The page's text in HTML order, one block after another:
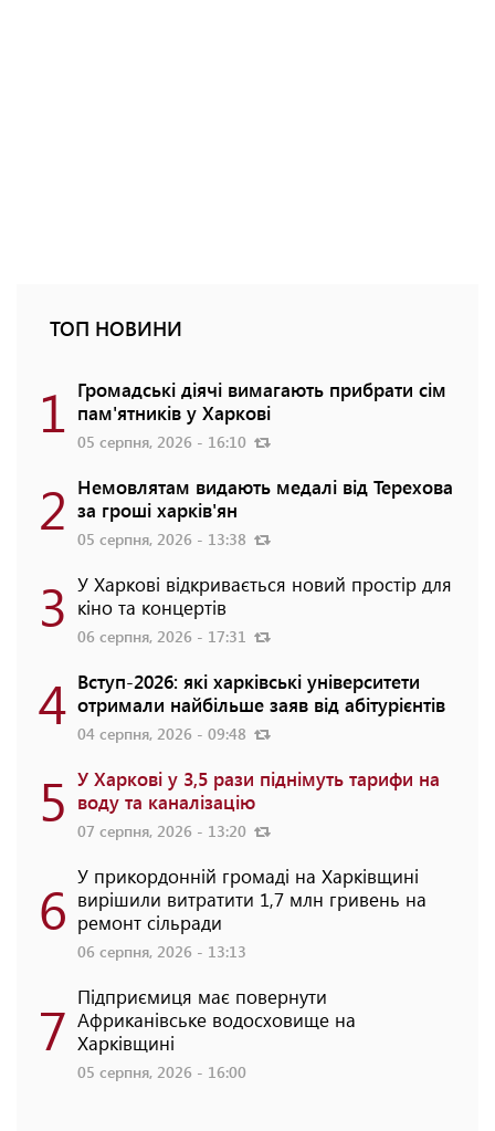
ТОП НОВИНИ
1 Громадські діячі вимагають прибрати сім
пам'ятників у Харкові
05 серпня, 2026 - 16:10
2 Немовлятам видають медалі від Терехова
за гроші харків'ян
05 серпня, 2026 - 13:38
3 У Харкові відкривається новий простір для
кіно та концертів
06 серпня, 2026 - 17:31
4 Вступ-2026: які харківські університети
отримали найбільше заяв від абітурієнтів
04 серпня, 2026 - 09:48
5 У Харкові у 3,5 рази піднімуть тарифи на
воду та каналізацію
07 серпня, 2026 - 13:20
6 У прикордонній громаді на Харківщині
вирішили витратити 1,7 млн гривень на
ремонт сільради
06 серпня, 2026 - 13:13
7 Підприємиця має повернути
Африканівське водосховище на
Харківщині
05 серпня, 2026 - 16:00